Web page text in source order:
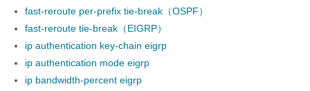
fast-reroute per-prefix tie-break（OSPF）
fast-reroute tie-break（EIGRP）
ip authentication key-chain eigrp
ip authentication mode eigrp
ip bandwidth-percent eigrp